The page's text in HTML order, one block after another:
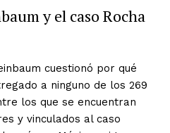
y el caso Rocha
cuestionó por qué
a ninguno de los 269
los que se encuentran
y vinculados al caso